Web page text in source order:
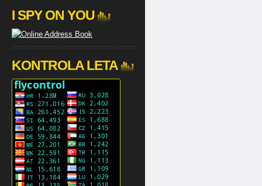
I SPY ON YOU
KONTROLA LETA